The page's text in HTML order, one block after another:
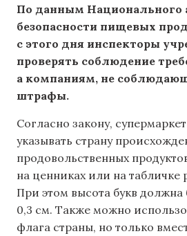
По данным Национального
безопасности пищевых
с этого дня инспекторы
проверять соблюдение
а компаниям, не
штрафы.
Согласно закону,
указывать страну
продовольственных
на ценниках или на табличке
При этом высота букв должна
0,3 см. Также можно
флага страны, но только